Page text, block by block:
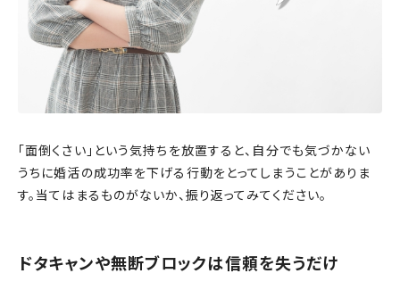
「面倒くさい」という気持ちを放置すると、自分でも気づかない
うちに婚活の成功率を下げる行動をとってしまうことがありま
す。当てはまるものがないか、振り返ってみてください。
ドタキャンや無断ブロックは信頼を失うだけ